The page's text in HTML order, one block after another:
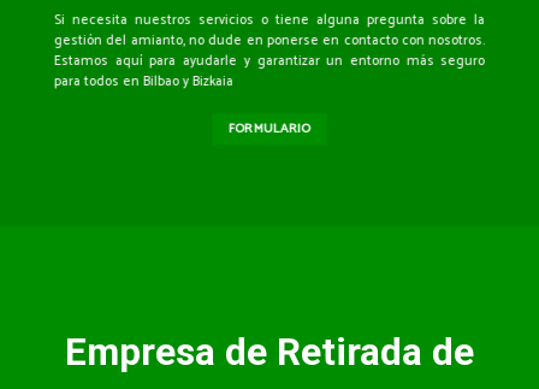
Si necesita nuestros servicios o tiene alguna pregunta sobre la
gestión del amianto, no dude en ponerse en contacto con nosotros.
Estamos aquí para ayudarle y garantizar un entorno más seguro
para todos en Bilbao y Bizkaia
FORMULARIO
Empresa de Retirada de